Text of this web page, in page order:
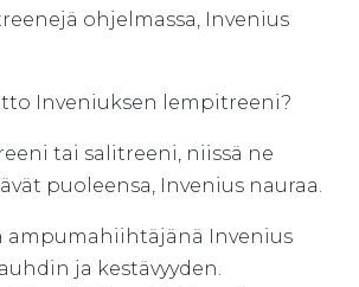
ohjelmassa, Invenius
Inveniuksen lempitreeni?
tai salitreeni, niissä ne
puoleensa, Invenius nauraa.
ampumahiihtäjänä Invenius
ja kestävyyden.